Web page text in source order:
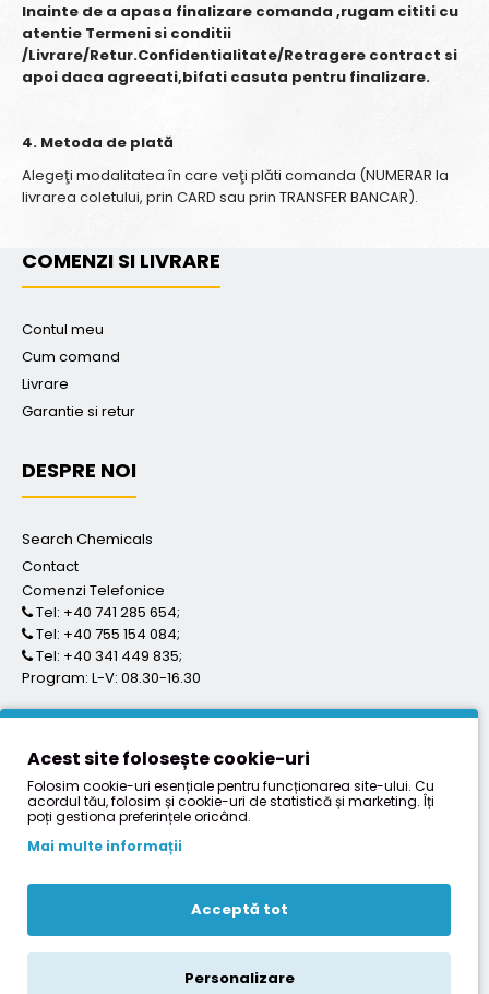
Inainte de a apasa finalizare comanda ,rugam cititi cu
atentie Termeni si conditii
/Livrare/Retur.Confidentialitate/Retragere contract si
apoi daca agreeati,bifati casuta pentru finalizare.
4. Metoda de plată
Alegeţi modalitatea în care veţi plăti comanda (NUMERAR la
livrarea coletului, prin CARD sau prin TRANSFER BANCAR).
COMENZI SI LIVRARE
Contul meu
Cum comand
Livrare
Garantie si retur
DESPRE NOI
Search Chemicals
Contact
Comenzi Telefonice
Tel: +40 741 285 654;
Tel: +40 755 154 084;
Tel: +40 341 449 835;
Program: L-V: 08.30-16.30
Termeni si conditii
Formular retur
Prelucrare date cu caracter personal
ANPC
Politica de utilizare Cookie
Acest site folosește cookie-uri
Folosim cookie-uri esențiale pentru funcționarea site-ului. Cu
acordul tău, folosim și cookie-uri de statistică și marketing. Îți
poți gestiona preferințele oricând.
Mai multe informații
Acceptă tot
Personalizare